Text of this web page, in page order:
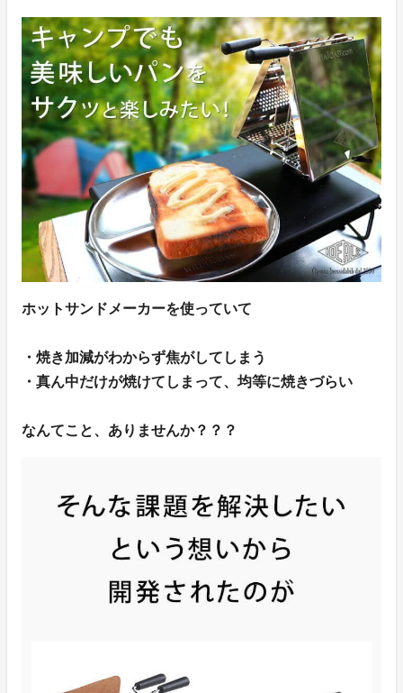
ホットサンドメーカーを使っていて
・焼き加減がわからず焦がしてしまう
・真ん中だけが焼けてしまって、均等に焼きづらい
なんてこと、ありませんか？？？